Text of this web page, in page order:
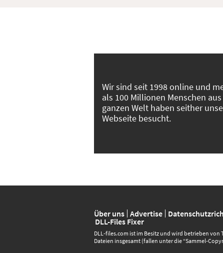
Wir sind seit 1998 online und
als 100 Millionen Menschen
ganzen Welt haben seither
Webseite besucht.
Über uns Advertise
DLL-Files Fixer
DLL‑files.com ist im Besitz und wird betrieben von
Dateien insgesamt (fallen unter die “Sammel-